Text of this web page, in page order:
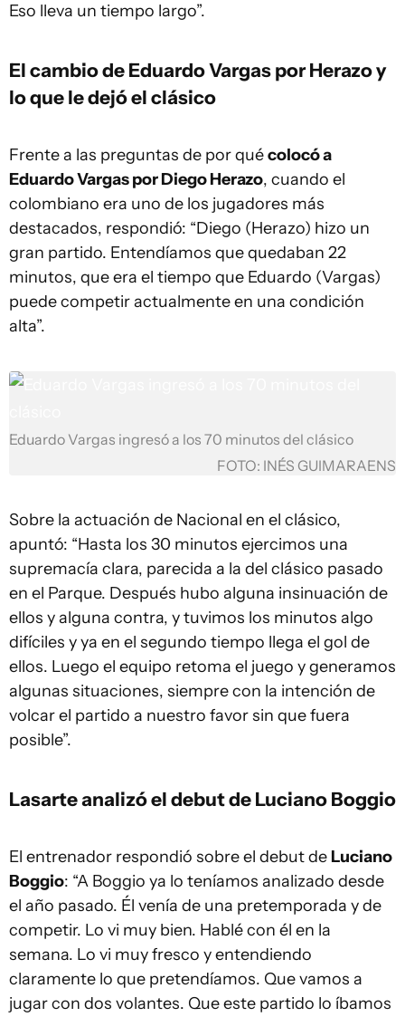
Eso lleva un tiempo largo”.
El cambio de Eduardo Vargas por Herazo y
lo que le dejó el clásico
Frente a las preguntas de por quécolocó a
Eduardo Vargas por Diego Herazo, cuando el
colombiano era uno de los jugadores más
destacados, respondió: “Diego (Herazo) hizo un
gran partido. Entendíamos que quedaban 22
minutos, que era el tiempo que Eduardo (Vargas)
puede competir actualmente en una condición
alta”.
Eduardo Vargas ingresó a los 70 minutos del clásico
FOTO: INÉS GUIMARAENS
Sobre la actuación de Nacional en el clásico,
apuntó: “Hasta los 30 minutos ejercimos una
supremacía clara, parecida a la del clásico pasado
en el Parque. Después hubo alguna insinuación de
ellos y alguna contra, y tuvimos los minutos algo
difíciles y ya en el segundo tiempo llega el gol de
ellos. Luego el equipo retoma el juego y generamos
algunas situaciones, siempre con la intención de
volcar el partido a nuestro favor sin que fuera
posible”.
Lasarte analizó el debut de Luciano Boggio
El entrenador respondió sobre el debut de Luciano
Boggio: “A Boggio ya lo teníamos analizado desde
el año pasado. Él venía de una pretemporada y de
competir. Lo vi muy bien. Hablé con él en la
semana. Lo vi muy fresco y entendiendo
claramente lo que pretendíamos. Que vamos a
jugar con dos volantes. Que este partido lo íbamos